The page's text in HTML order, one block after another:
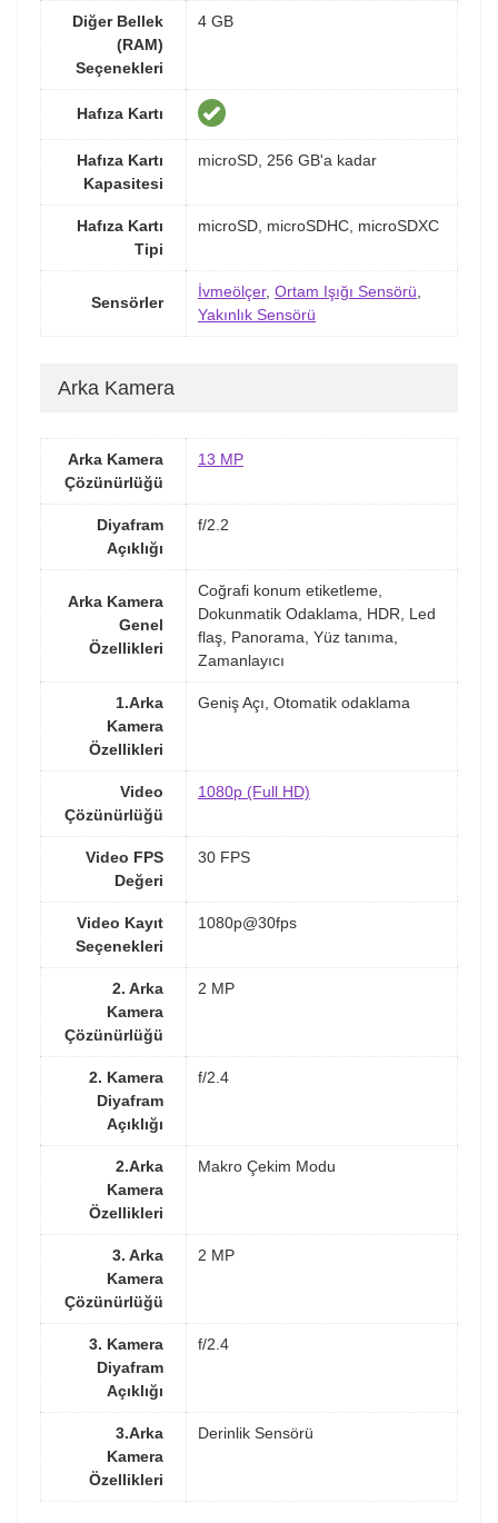
Diğer Bellek
(RAM)
Seçenekleri
4 GB
Hafıza Kartı
Hafıza Kartı
Kapasitesi
microSD, 256 GB'a kadar
Hafıza Kartı
Tipi
microSD, microSDHC, microSDXC
Sensörler
İvmeölçer, Ortam Işığı Sensörü,
Yakınlık Sensörü
Arka Kamera
Arka Kamera
Çözünürlüğü
13 MP
Diyafram
Açıklığı
f/2.2
Arka Kamera
Genel
Özellikleri
Coğrafi konum etiketleme,
Dokunmatik Odaklama, HDR, Led
flaş, Panorama, Yüz tanıma,
Zamanlayıcı
1.Arka
Kamera
Özellikleri
Geniş Açı, Otomatik odaklama
Video
Çözünürlüğü
1080p (Full HD)
Video FPS
Değeri
30 FPS
Video Kayıt
Seçenekleri
1080p@30fps
2. Arka
Kamera
Çözünürlüğü
2 MP
2. Kamera
Diyafram
Açıklığı
f/2.4
2.Arka
Kamera
Özellikleri
Makro Çekim Modu
3. Arka
Kamera
Çözünürlüğü
2 MP
3. Kamera
Diyafram
Açıklığı
f/2.4
3.Arka
Kamera
Özellikleri
Derinlik Sensörü